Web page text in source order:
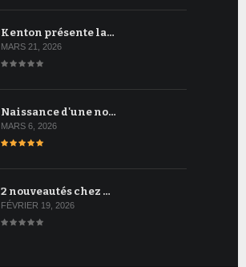
Kenton présente la…
MARS 21, 2026
Naissance d'une no…
MARS 6, 2026
2 nouveautés chez …
FÉVRIER 19, 2026